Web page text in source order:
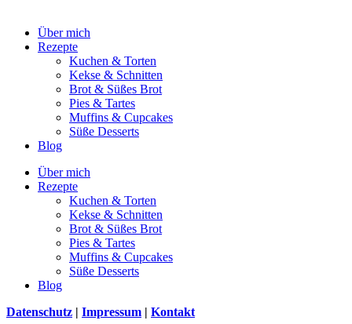
Über mich
Rezepte
Kuchen & Torten
Kekse & Schnitten
Brot & Süßes Brot
Pies & Tartes
Muffins & Cupcakes
Süße Desserts
Blog
Über mich
Rezepte
Kuchen & Torten
Kekse & Schnitten
Brot & Süßes Brot
Pies & Tartes
Muffins & Cupcakes
Süße Desserts
Blog
Datenschutz | Impressum | Kontakt